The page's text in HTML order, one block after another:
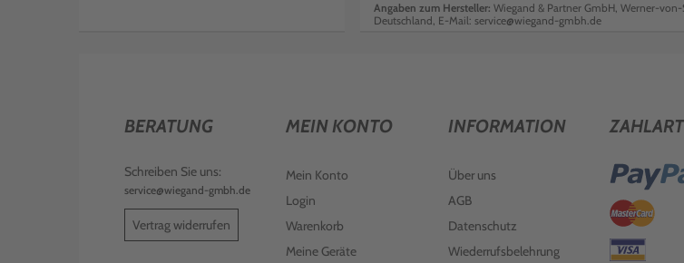
Angaben zum Hersteller: Wiegand & Partner GmbH, Werner-
Deutschland, E-Mail: service@wiegand-gmbh.de
BERATUNG
Schreiben Sie uns:
service@wiegand-gmbh.de
Vertrag widerrufen
MEIN KONTO
Mein Konto
Login
Warenkorb
Meine Geräte
INFORMATION
Über uns
AGB
Datenschutz
Wiederrufsbelehrung